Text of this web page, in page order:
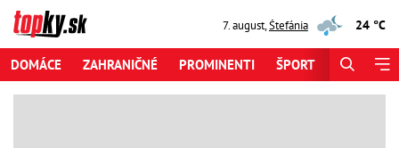
7. august,Štefánia 24 °C
DOMÁCE ZAHRANIČNÉ PROMINENTI ŠPORT